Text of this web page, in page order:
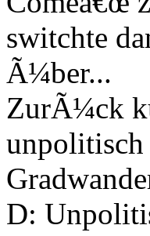
switchte
Ã¼ber...
ZurÃ¼ck
unpolitisch
D: